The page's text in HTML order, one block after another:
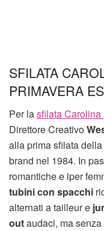
SFILATA
PRIMAVERA
Per lasfilata Carolina
Direttore Creativo
alla prima sfilata
brand nel 1984. In
romantiche e iper
tubini con spacchi
alternati a tailleur e
outaudaci, ma